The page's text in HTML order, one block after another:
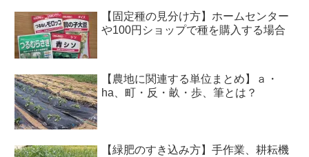
【固定種の見分け方】ホームセンター
や100円ショップで種を購入する場合
【農地に関連する単位まとめ】ａ・
ha、町・反・畝・歩、筆とは？
【緑肥のすき込み方】手作業、耕耘機